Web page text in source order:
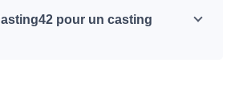
pour un casting